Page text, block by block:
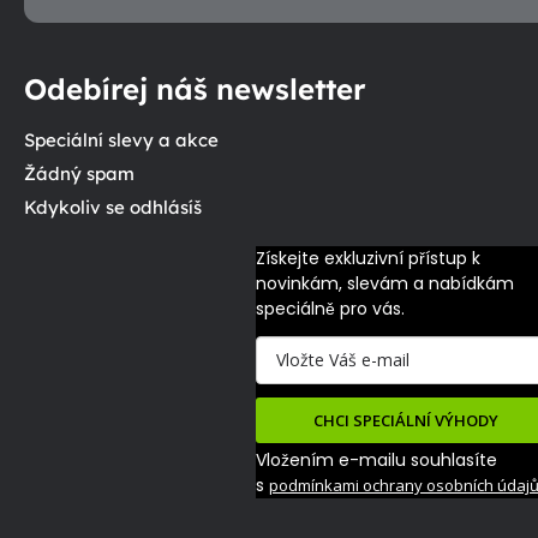
Odebírej náš newsletter
Speciální slevy a akce
Žádný spam
Kdykoliv se odhlásíš
Získejte exkluzivní přístup k
novinkám, slevám a nabídkám
speciálně pro vás.
CHCI SPECIÁLNÍ VÝHODY
Vložením e-mailu souhlasíte
s podmínkami ochrany osobních údajů